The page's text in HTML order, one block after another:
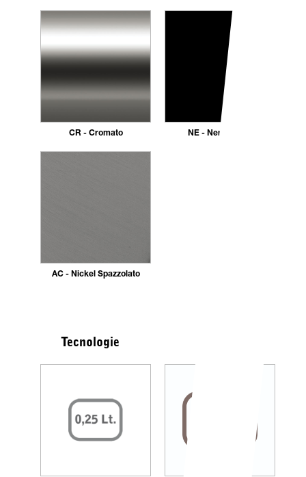
CR - Cromato NE - Nero opaco
AC - Nickel Spazzolato
Tecnologie